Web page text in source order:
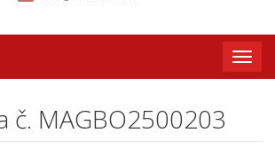
Toggle
č. MAGBO2500203